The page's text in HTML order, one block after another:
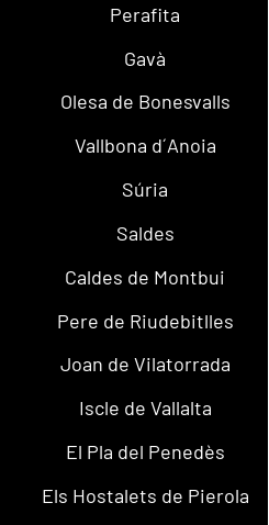
Perafita
Gavà
Olesa de Bonesvalls
Vallbona d´Anoia
Súria
Saldes
Caldes de Montbui
Pere de Riudebitlles
Joan de Vilatorrada
Iscle de Vallalta
El Pla del Penedès
Els Hostalets de Pierola